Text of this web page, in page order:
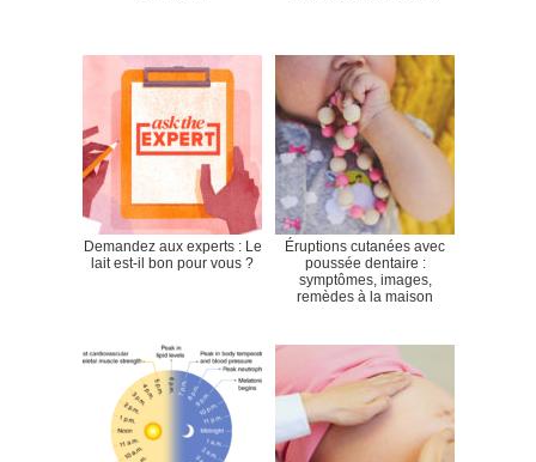
Demandez aux experts : Le
lait est-il bon pour vous ?
Éruptions cutanées avec
poussée dentaire :
symptômes, images,
remèdes à la maison